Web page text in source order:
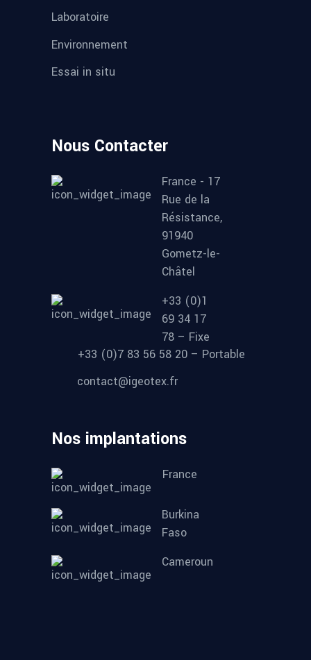
Laboratoire
Environnement
Essai in situ
Nous Contacter
France - 17
Rue de la
Résistance,
91940
Gometz-le-
Châtel
+33 (0)1
69 34 17
78 – Fixe
+33 (0)7 83 56 58 20 – Portable
contact@igeotex.fr
Nos implantations
France
Burkina
Faso
Cameroun